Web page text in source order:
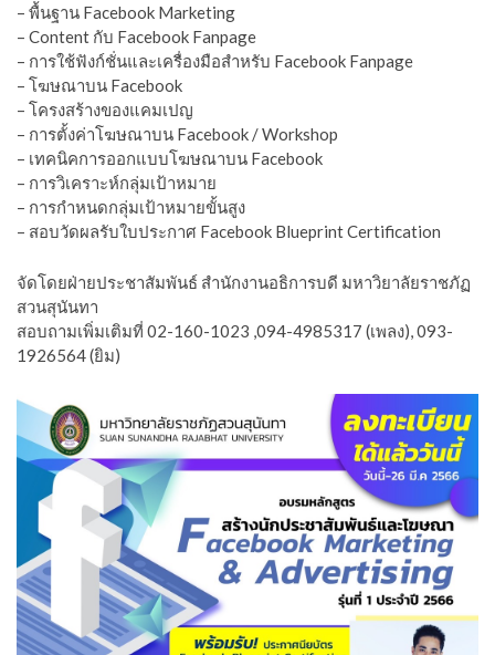
– พื้นฐาน Facebook Marketing
– Content กับ Facebook Fanpage
– การใช้ฟังก์ชั่นและเครื่องมือสำหรับ Facebook Fanpage
– โฆษณาบน Facebook
– โครงสร้างของแคมเปญ
– การตั้งค่าโฆษณาบน Facebook / Workshop
– เทคนิคการออกแบบโฆษณาบน Facebook
– การวิเคราะห์กลุ่มเป้าหมาย
– การกำหนดกลุ่มเป้าหมายขั้นสูง
– สอบวัดผลรับใบประกาศ Facebook Blueprint Certification
จัดโดยฝ่ายประชาสัมพันธ์ สำนักงานอธิการบดี มหาวิยาลัยราชภัฏ
สวนสุนันทา
สอบถามเพิ่มเติมที่ 02-160-1023 ,094-4985317 (เพลง), 093-
1926564 (ยิม)